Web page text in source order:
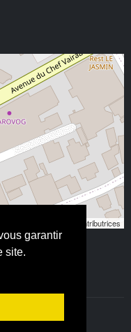
garantir
site.
contributeurs/contributrices
Rights Reserved.